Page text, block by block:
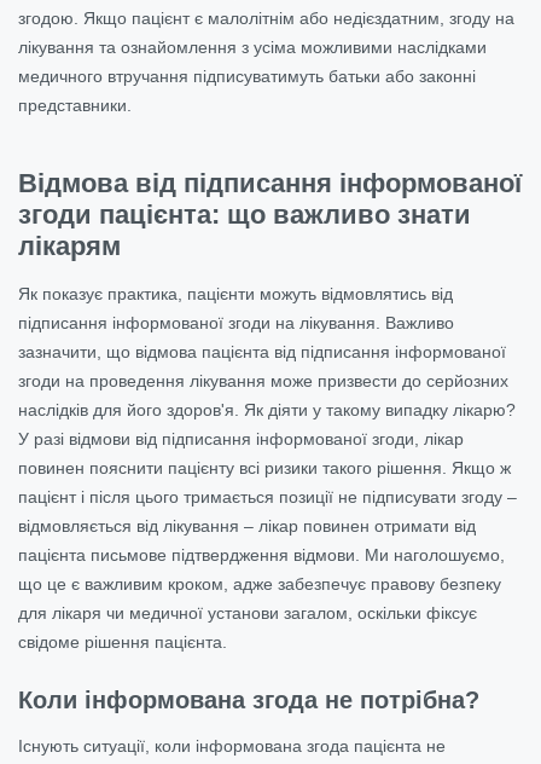
згодою. Якщо пацієнт є малолітнім або недієздатним, згоду на
лікування та ознайомлення з усіма можливими наслідками
медичного втручання підписуватимуть батьки або законні
представники.
Відмова від підписання інформованої
згоди пацієнта: що важливо знати
лікарям
Як показує практика, пацієнти можуть відмовлятись від
підписання інформованої згоди на лікування. Важливо
зазначити, що відмова пацієнта від підписання інформованої
згоди на проведення лікування може призвести до серйозних
наслідків для його здоров'я. Як діяти у такому випадку лікарю?
У разі відмови від підписання інформованої згоди,
лікар
повинен пояснити пацієнту всі ризики такого рішення. Якщо ж
пацієнт і після цього тримається позиції не підписувати згоду –
відмовляється від лікування – лікар повинен отримати від
пацієнта письмове підтвердження відмови. Ми наголошуємо,
що це є важливим кроком, адже забезпечує правову безпеку
для лікаря чи медичної установи загалом, оскільки фіксує
свідоме рішення пацієнта.
Коли інформована згода не потрібна?
Існують ситуації, коли інформована згода пацієнта не